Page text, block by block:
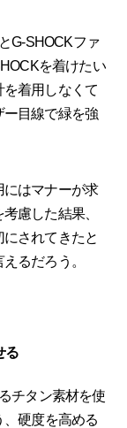
G-SHOCKファ
を着けたい
着用しなくて
目線で緑を強
はマナーが求
慮した結果、
にされてきたと
るだろう。
る
チタン素材を使
硬度を高める